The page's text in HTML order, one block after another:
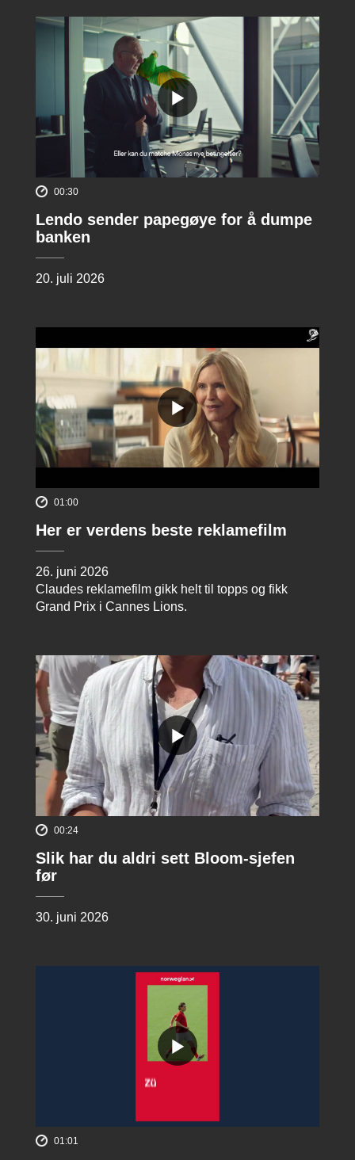
00:30
Lendo sender papegøye for å dumpe
banken
20. juli 2026
01:00
Her er verdens beste reklamefilm
26. juni 2026
Claudes reklamefilm gikk helt til topps og fikk
Grand Prix i Cannes Lions.
00:24
Slik har du aldri sett Bloom-sjefen
før
30. juni 2026
01:01